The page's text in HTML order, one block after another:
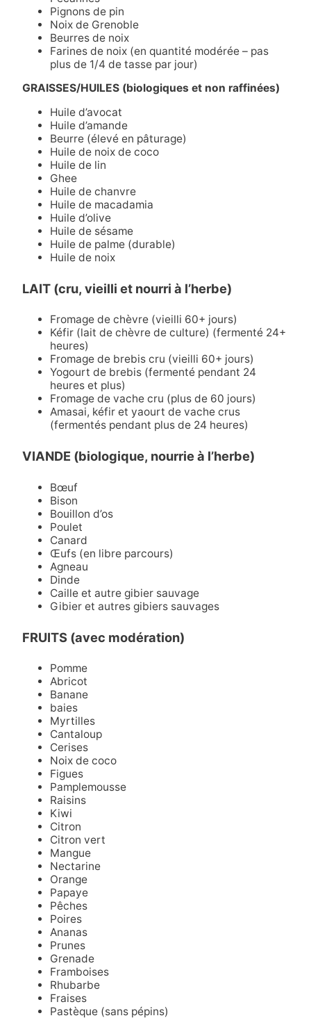
Pignons de pin
Noix de Grenoble
Beurres de noix
Farines de noix (en quantité modérée – pas
plus de 1/4 de tasse par jour)
GRAISSES/HUILES (biologiques et non raffinées)
Huile d’avocat
Huile d’amande
Beurre (élevé en pâturage)
Huile de noix de coco
Huile de lin
Ghee
Huile de chanvre
Huile de macadamia
Huile d’olive
Huile de sésame
Huile de palme (durable)
Huile de noix
LAIT (cru, vieilli et nourri à l’herbe)
Fromage de chèvre (vieilli 60+ jours)
Kéfir (lait de chèvre de culture) (fermenté 24+
heures)
Fromage de brebis cru (vieilli 60+ jours)
Yogourt de brebis (fermenté pendant 24
heures et plus)
Fromage de vache cru (plus de 60 jours)
Amasai, kéfir et yaourt de vache crus
(fermentés pendant plus de 24 heures)
VIANDE (biologique, nourrie à l’herbe)
Bœuf
Bison
Bouillon d’os
Poulet
Canard
Œufs (en libre parcours)
Agneau
Dinde
Caille et autre gibier sauvage
Gibier et autres gibiers sauvages
FRUITS (avec modération)
Pomme
Abricot
Banane
baies
Myrtilles
Cantaloup
Cerises
Noix de coco
Figues
Pamplemousse
Raisins
Kiwi
Citron
Citron vert
Mangue
Nectarine
Orange
Papaye
Pêches
Poires
Ananas
Prunes
Grenade
Framboises
Rhubarbe
Fraises
Pastèque (sans pépins)